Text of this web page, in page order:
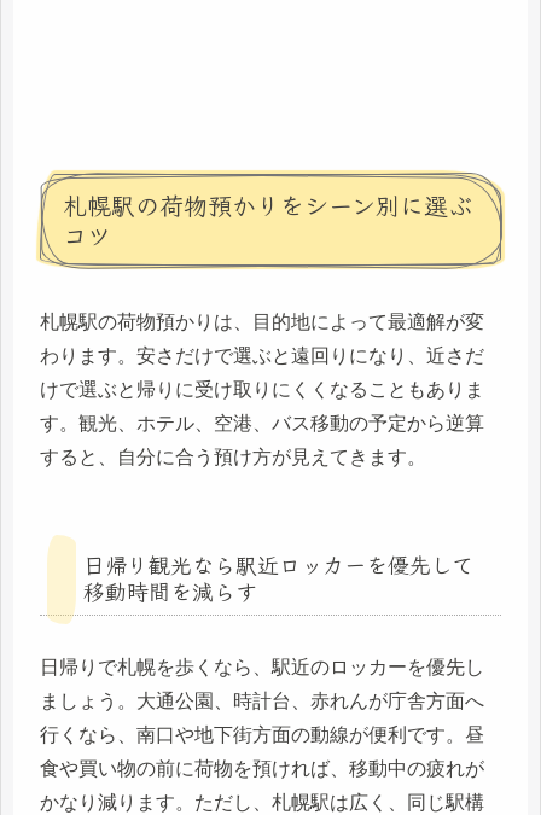
札幌駅の荷物預かりをシーン別に選ぶ
コツ
札幌駅の荷物預かりは、目的地によって最適解が変
わります。安さだけで選ぶと遠回りになり、近さだ
けで選ぶと帰りに受け取りにくくなることもありま
す。観光、ホテル、空港、バス移動の予定から逆算
すると、自分に合う預け方が見えてきます。
日帰り観光なら駅近ロッカーを優先して
移動時間を減らす
日帰りで札幌を歩くなら、駅近のロッカーを優先し
ましょう。大通公園、時計台、赤れんが庁舎方面へ
行くなら、南口や地下街方面の動線が便利です。昼
食や買い物の前に荷物を預ければ、移動中の疲れが
かなり減ります。ただし、札幌駅は広く、同じ駅構